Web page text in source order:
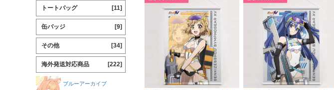
トートバッグ [11]
缶バッジ [9]
その他 [34]
海外発送対応商品 [222]
ブルーアーカイブ